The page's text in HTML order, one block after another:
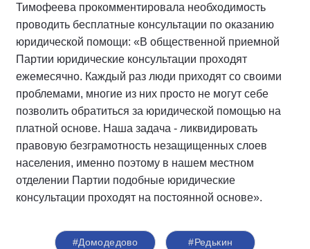
Тимофеева прокомментировала необходимость
проводить бесплатные консультации по оказанию
юридической помощи: «В общественной приемной
Партии юридические консультации проходят
ежемесячно. Каждый раз люди приходят со своими
проблемами, многие из них просто не могут себе
позволить обратиться за юридической помощью на
платной основе. Наша задача - ликвидировать
правовую безграмотность незащищенных слоев
населения, именно поэтому в нашем местном
отделении Партии подобные юридические
консультации проходят на постоянной основе».
#Домодедово #Редькин